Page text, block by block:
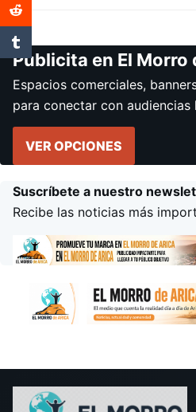
Publicita en El Morro
Espacios comerciales,
para conectar con audiencias
VER OPCIONES
Suscríbete a nuestro
Recibe las noticias más